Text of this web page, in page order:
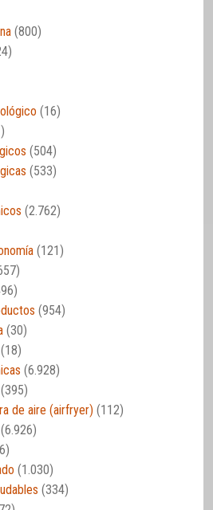
(800)
(16)
(504)
(533)
(2.762)
(121)
(954)
(30)
(18)
(6.928)
(395)
de aire (airfryer) (112)
(6.926)
(1.030)
(334)